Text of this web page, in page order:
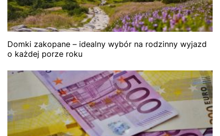
Domki zakopane – idealny wybór na rodzinny wyjazd
o każdej porze roku